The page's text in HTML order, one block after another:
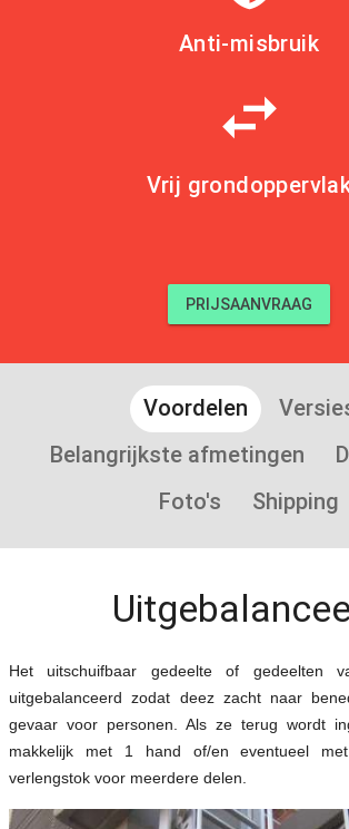
Anti-misbruik
swap_horiz
Vrij
PRIJSAANVRAAG
Voordelen
Belangrijkste afmetingen
Foto's
Shipping
Het uitschuifbaar gedeelte of gedeelten
uitgebalanceerd zodat deez zacht naar
gevaar voor personen. Als ze terug wordt
makkelijk met 1 hand of/en eventueel
verlengstok voor meerdere delen.